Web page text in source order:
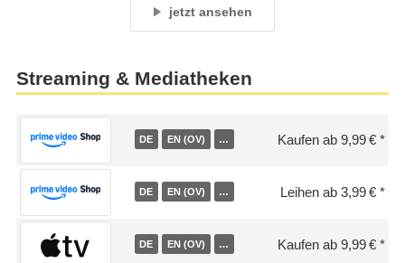
jetzt ansehen
Streaming & Mediatheken
DE EN (OV) … Kaufen ab 9,99 €
DE EN (OV) … Leihen ab 3,99 €
DE EN (OV) … Kaufen ab 9,99 €